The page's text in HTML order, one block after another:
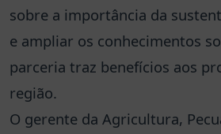
sobre a importância da
e ampliar os conhecimentos
parceria traz benefícios aos
região.
O gerente da Agricultura,